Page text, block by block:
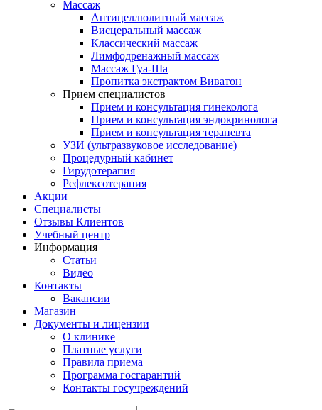
Массаж
Антицеллюлитный массаж
Висцеральный массаж
Классический массаж
Лимфодренажный массаж
Массаж Гуа-Ша
Пропитка экстрактом Виватон
Прием специалистов
Прием и консультация гинеколога
Прием и консультация эндокринолога
Прием и консультация терапевта
УЗИ (ультразвуковое исследование)
Процедурный кабинет
Гирудотерапия
Рефлексотерапия
Акции
Специалисты
Отзывы Клиентов
Учебный центр
Информация
Статьи
Видео
Контакты
Вакансии
Магазин
Документы и лицензии
О клинике
Платные услуги
Правила приема
Программа госгарантий
Контакты госучреждений